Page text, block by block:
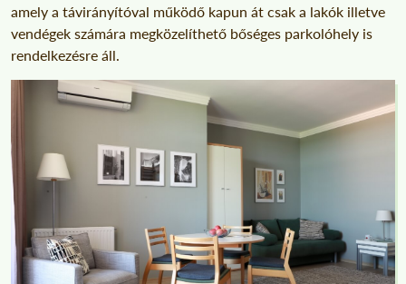
amely a távirányítóval működő kapun át csak a lakók illetve
vendégek számára megközelíthető bőséges parkolóhely is
rendelkezésre áll.